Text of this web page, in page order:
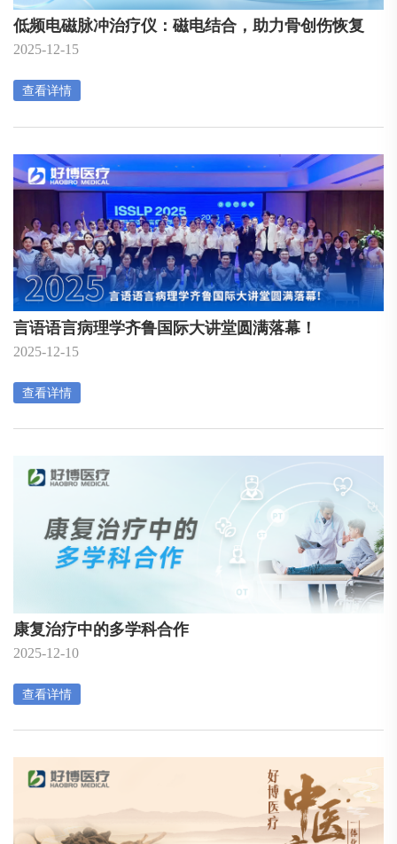
低频电磁脉冲治疗仪：磁电结合，助力骨创伤恢复
2025-12-15
查看详情
言语语言病理学齐鲁国际大讲堂圆满落幕！
2025-12-15
查看详情
康复治疗中的多学科合作
2025-12-10
查看详情